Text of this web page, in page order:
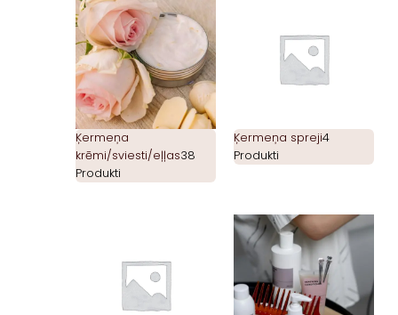
Ķermeņa
krēmi/sviesti/eļļas38
Produkti
Ķermeņa spreji4
Produkti